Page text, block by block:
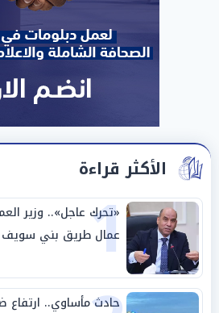
الأكثر قراءة
1
«تحرك عاجل».. وزير
عمال طريق بني سويف
حادث مأساوي.. ارتفاع